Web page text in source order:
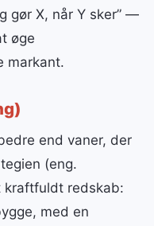
gør X, når Y sker” —
øge
markant.
end vaner, der
(eng.
kraftfuldt redskab:
med en